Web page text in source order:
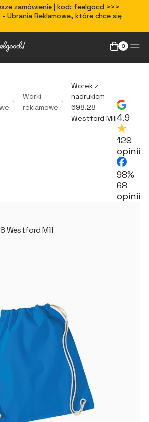
zamówienie | kod: feelgood >>>
Ubrania Reklamowe, które chce się
0
Worki
reklamowe
Worek z
nadrukiem
698.28
Westford Mill4.9
128
opinii
98%
68
opinii
Westford Mill